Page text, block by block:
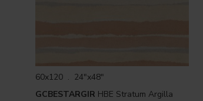
60x120 . 24"x48"
GCBESTARGIR HBE Stratum Argilla